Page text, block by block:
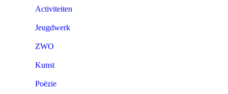
Activiteiten
Jeugdwerk
ZWO
Kunst
Poëzie